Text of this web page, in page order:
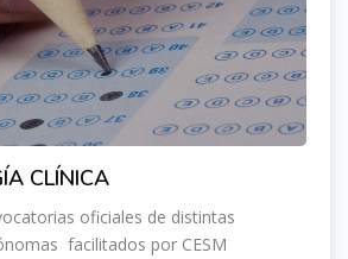
CLÍNICA
oficiales de distintas
facilitados por CESM